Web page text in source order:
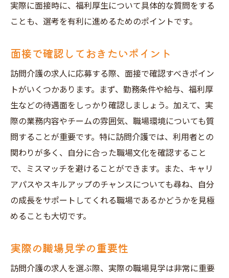
実際に面接時に、福利厚生について具体的な質問をする
ことも、選考を有利に進めるためのポイントです。
面接で確認しておきたいポイント
訪問介護の求人に応募する際、面接で確認すべきポイン
トがいくつかあります。まず、勤務条件や給与、福利厚
生などの待遇面をしっかり確認しましょう。加えて、実
際の業務内容やチームの雰囲気、職場環境についても質
問することが重要です。特に訪問介護では、利用者との
関わりが多く、自分に合った職場文化を確認すること
で、ミスマッチを避けることができます。また、キャリ
アパスやスキルアップのチャンスについても尋ね、自分
の成長をサポートしてくれる職場であるかどうかを見極
めることも大切です。
実際の職場見学の重要性
訪問介護の求人を選ぶ際、実際の職場見学は非常に重要